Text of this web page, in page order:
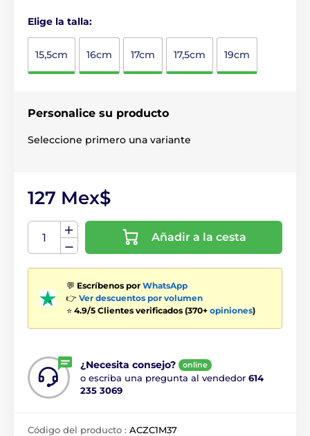
Elige la talla:
15,5cm 16cm 17cm 17,5cm 19cm
Personalice su producto
Seleccione primero una variante
127 Mex$
Añadir a la cesta
💬 Escríbenos por WhatsApp
👉 Ver descuentos por volumen
⭐ 4.9/5 Clientes verificados (370+ opiniones)
¿Necesita consejo? online
o escriba una pregunta al vendedor 614
235 3069
Código del producto : ACZC1M37